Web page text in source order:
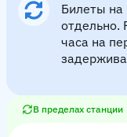
Билеты на
отдельно.
часа на
В пределах станции